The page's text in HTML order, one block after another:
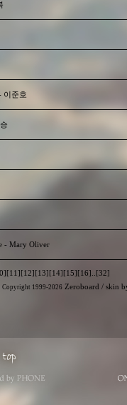
이준호
- Mary Oliver
[11] [12] [13] [14] [15] [16] [32]
Copyright 1999-2026 Zeroboard / skin